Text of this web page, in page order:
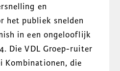
en
het publiek snelden
in een ongelooflijk
Die VDL Groep-ruiter
Kombinationen, die